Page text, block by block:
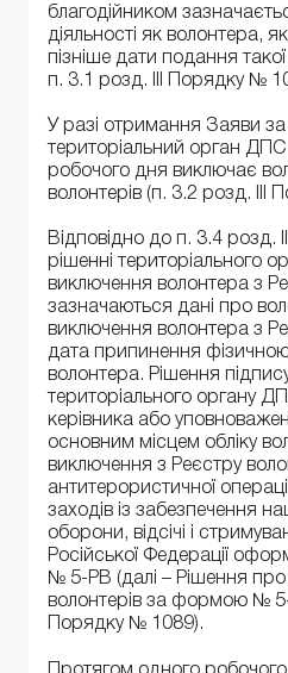
благодійником
діяльності як волонтера,
пізніше дати подання
п. 3.1 розд. ІІІ Порядку №
У разі отримання Заяви
територіальний орган
робочого дня виключає
волонтерів (п. 3.2 розд.
Відповідно до п. 3.4 розд.
рішенні територіального
виключення волонтера з
зазначаються дані про
виключення волонтера з
дата припинення
волонтера. Рішення
територіального органу
керівника або
основним місцем обліку
виключення з Реєстру
антитерористичної
заходів із забезпечення
оборони, відсічі і
Російської Федерації
№ 5-РВ (далі – Рішення
волонтерів за формою №
Порядку № 1089).